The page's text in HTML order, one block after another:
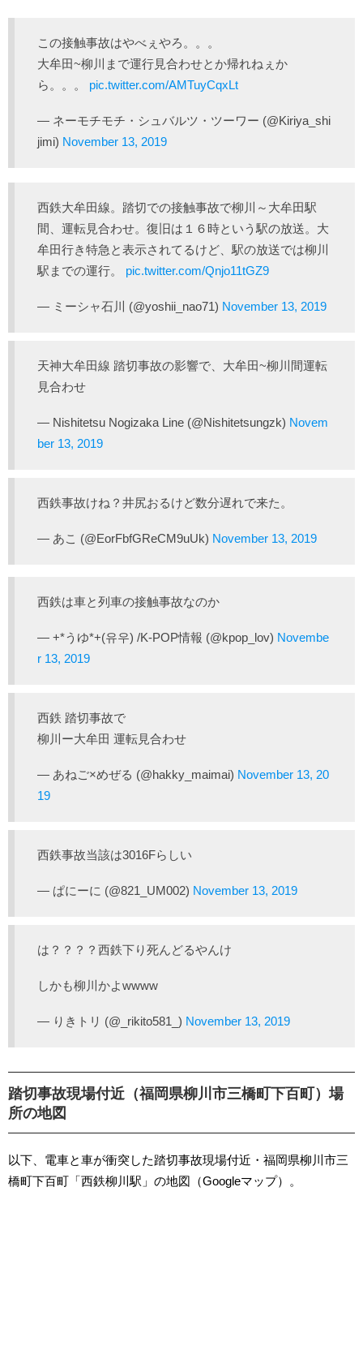
この接触事故はやべぇやろ。。。
大牟田~柳川まで運行見合わせとか帰れねぇか
ら。。。 pic.twitter.com/AMTuyCqxLt
— ネーモチモチ・シュバルツ・ツーワー (@Kiriya_shi
jimi) November 13, 2019
西鉄大牟田線。踏切での接触事故で柳川～大牟田駅
間、運転見合わせ。復旧は１６時という駅の放送。大
牟田行き特急と表示されてるけど、駅の放送では柳川
駅までの運行。 pic.twitter.com/Qnjo11tGZ9
— ミーシャ石川 (@yoshii_nao71) November 13, 2019
天神大牟田線 踏切事故の影響で、大牟田~柳川間運転
見合わせ
— Nishitetsu Nogizaka Line (@Nishitetsungzk) Novem
ber 13, 2019
西鉄事故けね？井尻おるけど数分遅れで来た。
— あこ (@EorFbfGReCM9uUk) November 13, 2019
西鉄は車と列車の接触事故なのか
— +*うゆ*+(유우) /K-POP情報 (@kpop_lov) Novembe
r 13, 2019
西鉄 踏切事故で
柳川ー大牟田 運転見合わせ
— あねご×めぜる (@hakky_maimai) November 13, 20
19
西鉄事故当該は3016Fらしい
— ぱにーに (@821_UM002) November 13, 2019
は？？？？西鉄下り死んどるやんけ
しかも柳川かよwwww
— りきトリ (@_rikito581_) November 13, 2019
踏切事故現場付近（福岡県柳川市三橋町下百町）場
所の地図
以下、電車と車が衝突した踏切事故現場付近・福岡県柳川市三
橋町下百町「西鉄柳川駅」の地図（Googleマップ）。